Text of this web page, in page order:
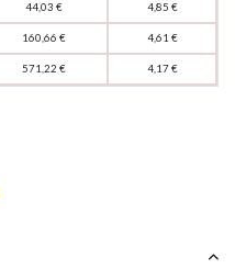
44,03 € 4,85 €
160,66 € 4,61 €
571,22 € 4,17 €